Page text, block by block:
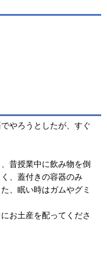
やろうとしたが、すぐ
昔授業中に飲み物を倒
、蓋付きの容器のみ
、眠い時はガムやグミ
お土産を配ってくださ